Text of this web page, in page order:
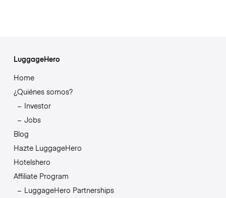
LuggageHero
Home
¿Quiénes somos?
Investor
Jobs
Blog
Hazte LuggageHero
Hotelshero
Affiliate Program
LuggageHero Partnerships